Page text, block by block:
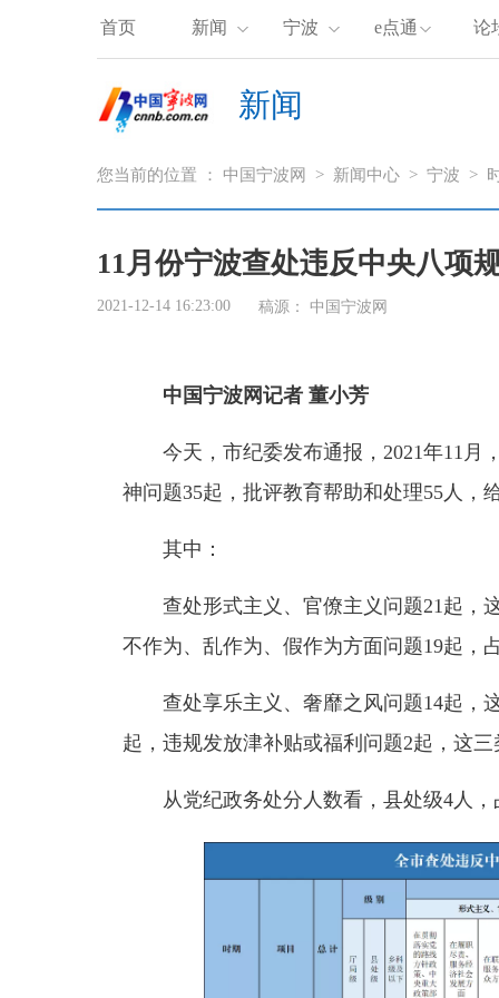
首页 新闻 宁波 e点通 论
新闻
您当前的位置 ： 中国宁波网 > 新闻中心 > 宁波 >
11月份宁波查处违反中央八项
2021-12-14 16:23:00 稿源： 中国宁波网
中国宁波网记者 董小芳
今天，市纪委发布通报，2021年11月
神问题35起，批评教育帮助和处理55人，
其中：
查处形式主义、官僚主义问题21起，
不作为、乱作为、假作为方面问题19起，
查处享乐主义、奢靡之风问题14起，
起，违规发放津补贴或福利问题2起，这
从党纪政务处分人数看，县处级4人，